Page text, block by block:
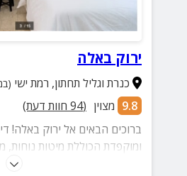
ירוק באלה
כנרת וגליל תחתון, רמת ישי
9.8 מצוין (
94 חוות דעת)
ברוכים הבאים אל ירוק באלה!
ומוקפדת הכוללת מיטות נוחות,
ישיבה, טלוויזיה בחיבור